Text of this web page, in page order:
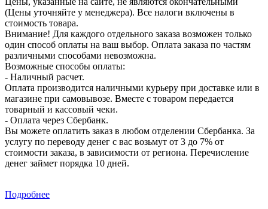
(Цены уточняйте у менеджера). Все налоги включены в
стоимость товара.
Внимание! Для каждого отдельного заказа возможен только
один способ оплаты на ваш выбор. Оплата заказа по частям
различными способами невозможна.
Возможные способы оплаты:
- Наличный расчет.
Оплата производится наличными курьеру при доставке или в
магазине при самовывозе. Вместе с товаром передается
товарный и кассовый чеки.
- Оплата через Сбербанк.
Вы можете оплатить заказ в любом отделении Сбербанка. За
услугу по переводу денег с вас возьмут от 3 до 7% от
стоимости заказа, в зависимости от региона. Перечисление
денег займет порядка 10 дней.
Подробнее